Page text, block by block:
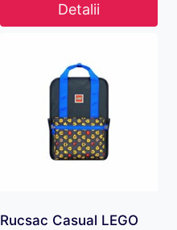
Detalii
Rucsac Casual LEGO